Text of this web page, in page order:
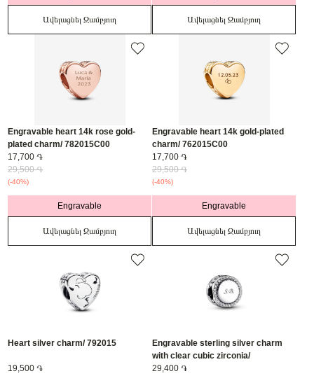
Ավելացնել Զամբյուղ Ավելացնել Զամբյուղ
Engravable heart 14k rose gold-
plated charm/ 782015C00
17,700 ֏
29,500 ֏
(-40%)
Engravable
Ավելացնել Զամբյուղ
Engravable heart 14k gold-plated
charm/ 762015C00
17,700 ֏
29,500 ֏
(-40%)
Engravable
Ավելացնել Զամբյուղ
Heart silver charm/ 792015
19,500 ֏
Engravable sterling silver charm
with clear cubic zirconia/
798747C01
29,400 ֏